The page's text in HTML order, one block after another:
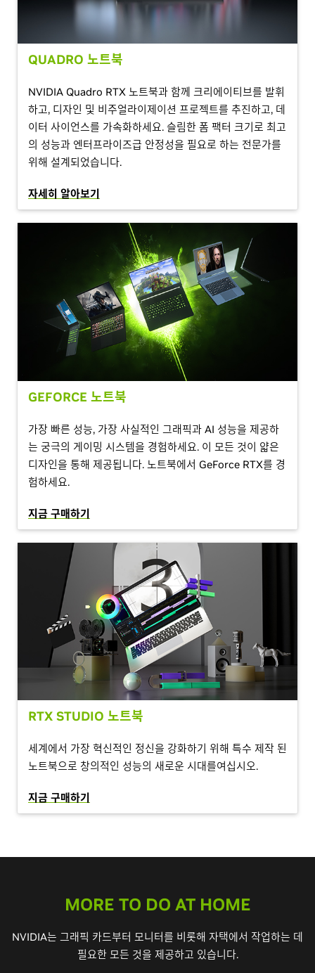
QUADRO 노트북
NVIDIA Quadro RTX 노트북과 함께 크리에이티브를 발휘
하고, 디자인 및 비주얼라이제이션 프로젝트를 추진하고, 데
이터 사이언스를 가속화하세요. 슬림한 폼 팩터 크기로 최고
의 성능과 엔터프라이즈급 안정성을 필요로 하는 전문가를
위해 설계되었습니다.
자세히 알아보기
GEFORCE 노트북
가장 빠른 성능, 가장 사실적인 그래픽과 AI 성능을 제공하
는 궁극의 게이밍 시스템을 경험하세요. 이 모든 것이 얇은
디자인을 통해 제공됩니다. 노트북에서 GeForce RTX를 경
험하세요.
지금 구매하기
RTX STUDIO 노트북
세계에서 가장 혁신적인 정신을 강화하기 위해 특수 제작 된
노트북으로 창의적인 성능의 새로운 시대를여십시오.
지금 구매하기
MORE TO DO AT HOME
NVIDIA는 그래픽 카드부터 모니터를 비롯해 자택에서 작업하는 데
필요한 모든 것을 제공하고 있습니다.